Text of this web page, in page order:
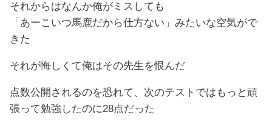
それからはなんか俺がミスしても
「あーこいつ馬鹿だから仕方ない」みたいな空気がで
きた
それが悔しくて俺はその先生を恨んだ
点数公開されるのを恐れて、次のテストではもっと頑
張って勉強したのに28点だった